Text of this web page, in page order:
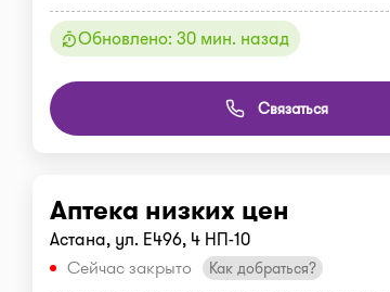
Обновлено: 30 мин. назад
Связаться
Аптека низких цен
Астана, ул. E496, 4 НП-10
Сейчас закрыто
Как добраться?